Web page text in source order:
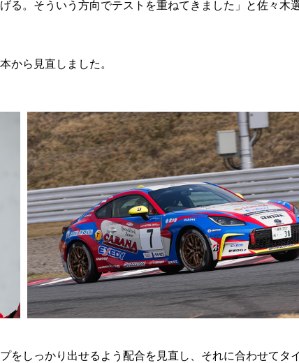
る。そういう方向でテストを重ねてきました」と佐々木
から見直しました。
をしっかり出せるよう配合を見直し、それに合わせてタ